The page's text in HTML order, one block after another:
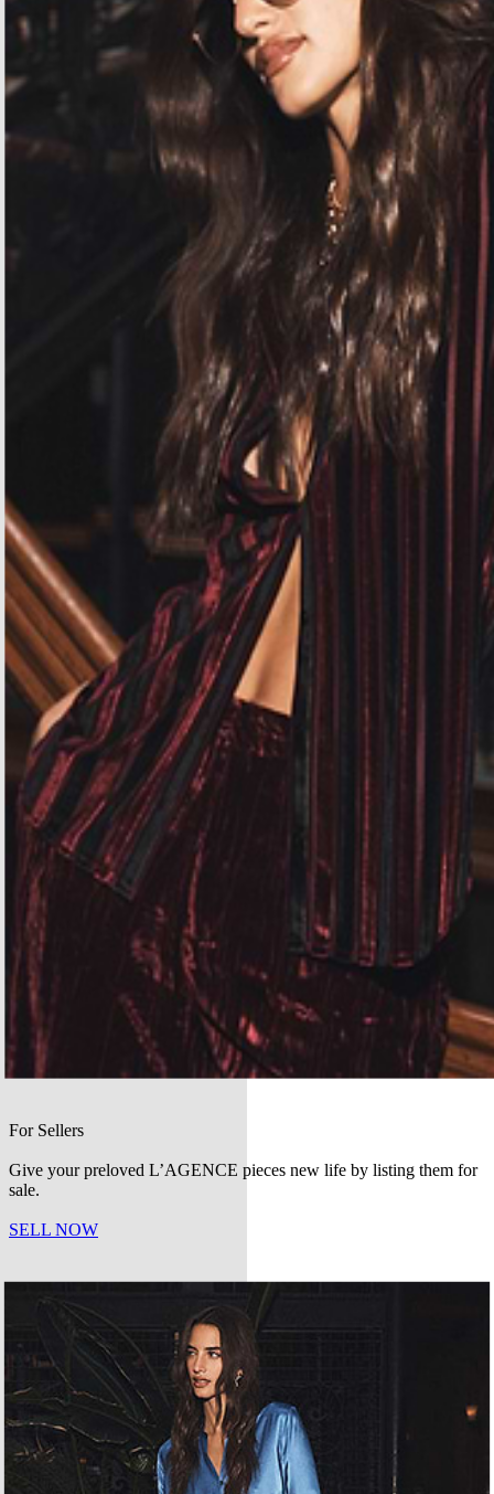
For Sellers
Give your preloved L’AGENCE pieces new life by listing them for
sale.
SELL NOW